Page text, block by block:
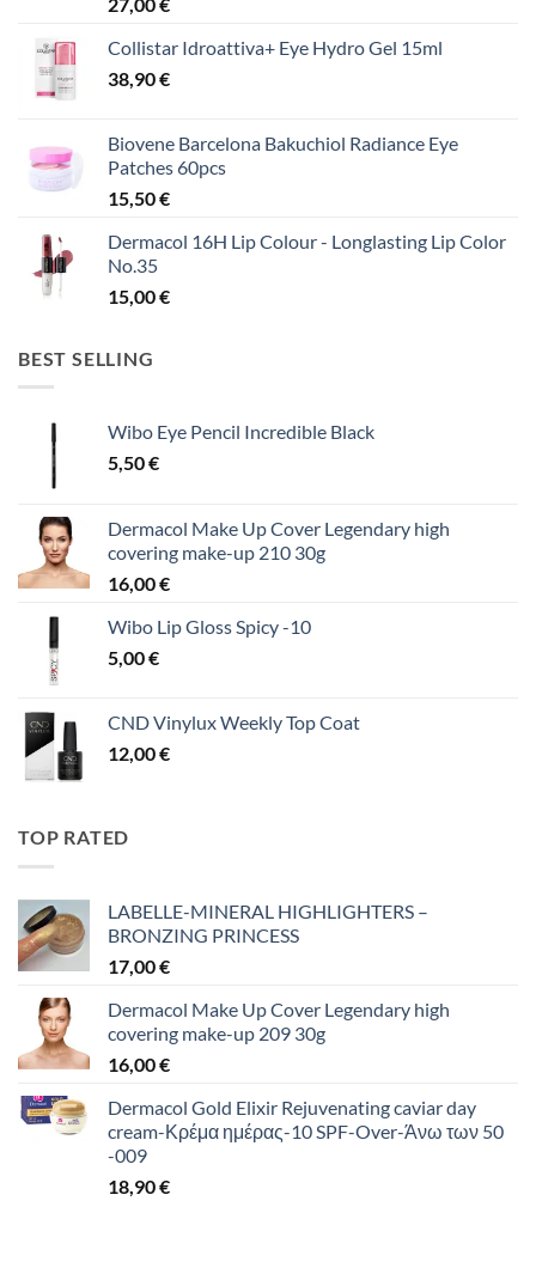
Collistar Idroattiva+ Eye Hydro Gel 15ml
38,90€
Biovene Barcelona Bakuchiol Radiance Eye
Patches 60pcs
15,50€
Dermacol 16H Lip Colour - Longlasting Lip Color
No.35
15,00€
BEST SELLING
Wibo Eye Pencil Incredible Black
5,50€
Dermacol Make Up Cover Legendary high
covering make-up 210 30g
16,00€
Wibo Lip Gloss Spicy -10
5,00€
CND Vinylux Weekly Top Coat
12,00€
TOP RATED
LABELLE-MINERAL HIGHLIGHTERS –
BRONZING PRINCESS
17,00€
Dermacol Make Up Cover Legendary high
covering make-up 209 30g
16,00€
Dermacol Gold Elixir Rejuvenating caviar day
cream-Κρέμα ημέρας-10 SPF-Over-Άνω των 50
-009
18,90€